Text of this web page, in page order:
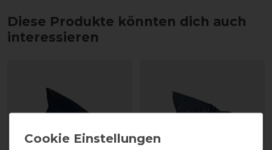
Diese Produkte könnten dich auch
interessieren